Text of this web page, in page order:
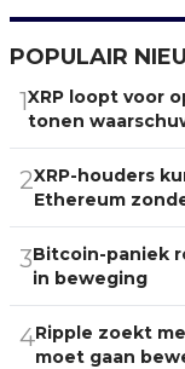
POPULAIR
1XRP loopt voor
tonen
2XRP-houders
Ethereum
3Bitcoin-paniek
in beweging
4Ripple zoekt
moet gaan